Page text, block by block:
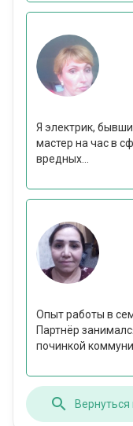
Я электрик,
мастер на час в
вредных...
Опыт работы в
Партнёр
починкой
Вернуться